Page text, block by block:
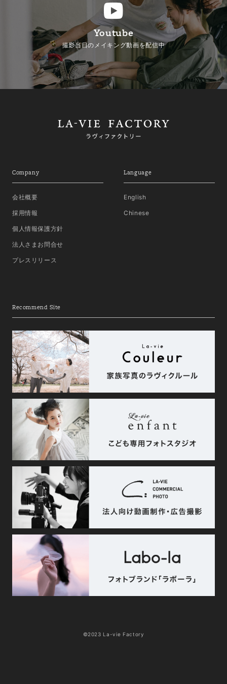
Youtube
撮影当日のメイキング動画を配信中
Company
会社概要
採用情報
個人情報保護方針
法人さまお問合せ
プレスリリース
Language
English
Chinese
Recommend Site
©2023 La-vie Factory